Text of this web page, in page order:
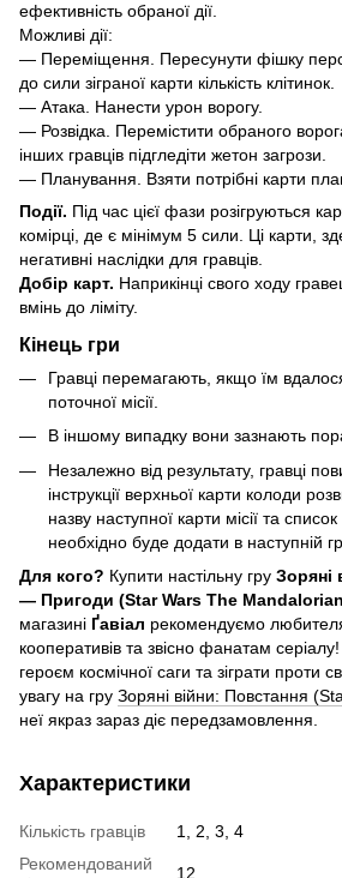
ефективність обраної дії.
Можливі дії:
— Переміщення. Пересунути фішку
до сили зіграної карти кількість клітинок.
— Атака. Нанести урон ворогу.
— Розвідка. Перемістити обраного
інших гравців підгледіти жетон загрози.
— Планування. Взяти потрібні карти
Події. Під час цієї фази розігруються
комірці, де є мінімум 5 сили. Ці карти,
негативні наслідки для гравців.
Добір карт. Наприкінці свого ходу
вмінь до ліміту.
Кінець гри
Гравці перемагають, якщо їм
поточної місії.
В іншому випадку вони зазнають
Незалежно від результату, гравці
інструкції верхньої карти колоди
назву наступної карти місії та
необхідно буде додати в наступній
Для кого? Купити настільну гру Зоряні
— Пригоди (Star Wars The
магазині Ґавіал рекомендуємо
кооперативів та звісно фанатам
героєм космічної саги та зіграти проти
увагу на гру Зоряні війни: Повстання
неї якраз зараз діє передзамовлення.
Характеристики
Кількість гравців
1, 2, 3, 4
Рекомендований
12